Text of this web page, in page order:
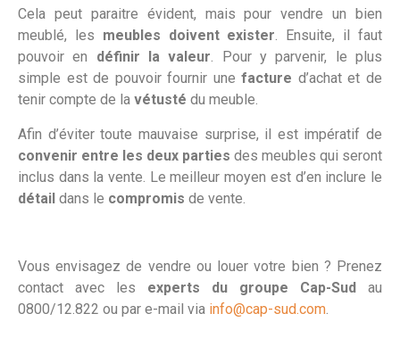
Cela peut paraitre évident, mais pour vendre un bien
meublé, les meubles doivent exister. Ensuite, il faut
pouvoir en définir la valeur. Pour y parvenir, le plus
simple est de pouvoir fournir unefacture d’achat et de
tenir compte de la vétusté du meuble.
Afin d’éviter toute mauvaise surprise, il est impératif de
convenir entre les deux parties des meubles qui seront
inclus dans la vente. Le meilleur moyen est d’en inclure le
détail dans le compromis de vente.
Vous envisagez de vendre ou louer votre bien ? Prenez
contact avec les experts du groupe Cap-Sud
au
0800/12.822 ou par e-mail via info@cap-sud.com.